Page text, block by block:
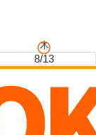
木
8/13